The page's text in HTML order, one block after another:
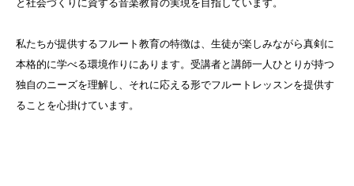
と社会づくりに資する音楽教育の実現を目指しています。
私たちが提供するフルート教育の特徴は、生徒が楽しみながら真剣に
本格的に学べる環境作りにあります。受講者と講師一人ひとりが持つ
独自のニーズを理解し、それに応える形でフルートレッスンを提供す
ることを心掛けています。